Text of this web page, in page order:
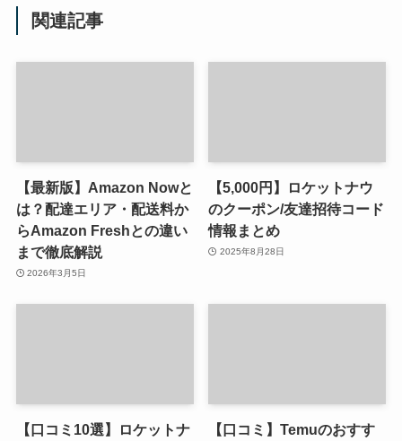
関連記事
【最新版】Amazon Nowと
は？配達エリア・配送料か
らAmazon Freshとの違い
まで徹底解説
2026年3月5日
【5,000円】ロケットナウ
のクーポン/友達招待コード
情報まとめ
2025年8月28日
【口コミ10選】ロケットナ
【口コミ】Temuのおすす